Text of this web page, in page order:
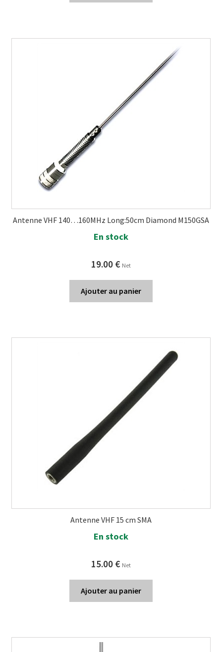
Antenne VHF 140…160MHz Long:50cm Diamond M150GSA
En stock
19.00 € Net
Ajouter au panier
Antenne VHF 15 cm SMA
En stock
15.00 € Net
Ajouter au panier